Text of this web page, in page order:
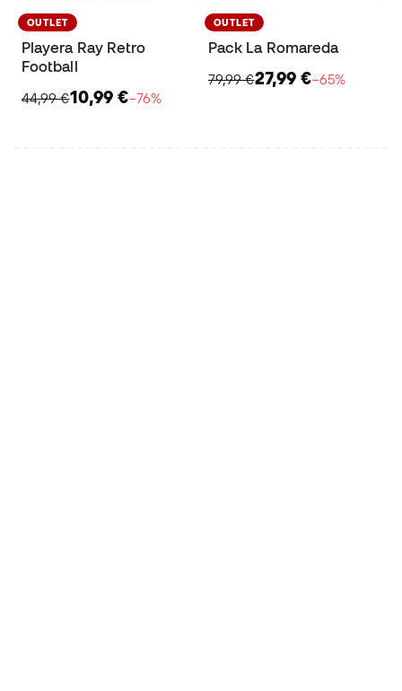
OUTLET
Playera Ray Retro
Football
44,99 €10,99 €−76%
OUTLET
Pack La Romareda
79,99 €27,99 €−65%